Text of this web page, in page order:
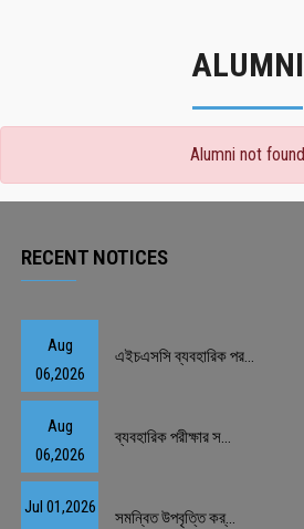
ALUMNI
Alumni not found
RECENT NOTICES
Aug
06,2026
এইচএসসি ব্যবহারিক পর...
Aug
06,2026
ব্যবহারিক পরীক্ষার স...
Jul 01,2026
সমন্বিত উপবৃত্তি কর্...